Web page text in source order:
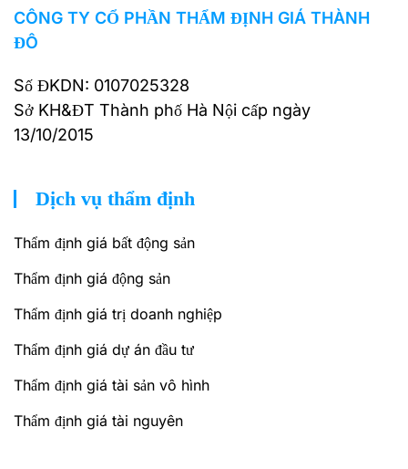
CÔNG TY CỔ PHẦN THẨM ĐỊNH GIÁ THÀNH
ĐÔ
Số ĐKDN: 0107025328
Sở KH&ĐT Thành phố Hà Nội cấp ngày
13/10/2015
Dịch vụ thẩm định
Thẩm định giá bất động sản
Thẩm định giá động sản
Thẩm định giá trị doanh nghiệp
Thẩm định giá dự án đầu tư
Thẩm định giá tài sản vô hình
Thẩm định giá tài nguyên